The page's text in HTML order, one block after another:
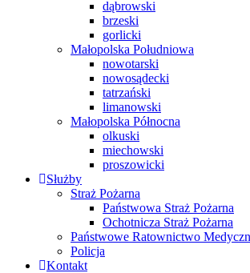
dąbrowski
brzeski
gorlicki
Małopolska Południowa
nowotarski
nowosądecki
tatrzański
limanowski
Małopolska Północna
olkuski
miechowski
proszowicki
Służby
Straż Pożarna
Państwowa Straż Pożarna
Ochotnicza Straż Pożarna
Państwowe Ratownictwo
Policja
Kontakt